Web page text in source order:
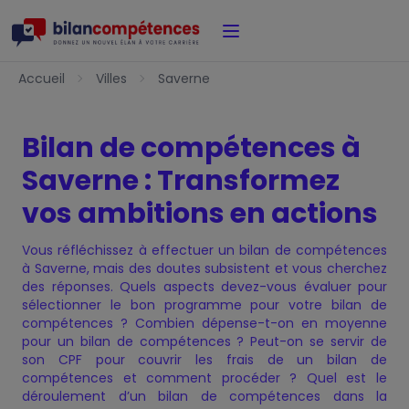
Accueil
Accueil Villes Saverne
Bilan de compétences à
Saverne : Transformez
vos ambitions en actions
Vous réfléchissez à effectuer un bilan de compétences
à Saverne, mais des doutes subsistent et vous cherchez
des réponses. Quels aspects devez-vous évaluer pour
sélectionner le bon programme pour votre bilan de
compétences ? Combien dépense-t-on en moyenne
pour un bilan de compétences ? Peut-on se servir de
son CPF pour couvrir les frais de un bilan de
compétences et comment procéder ? Quel est le
déroulement d’un bilan de compétences dans la